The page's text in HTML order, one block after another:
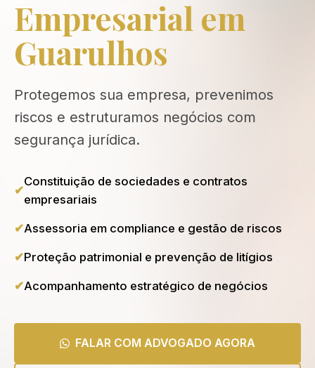
Empresarial em
Guarulhos
Protegemos sua empresa, prevenimos
riscos e estruturamos negócios com
segurança jurídica.
Constituição de sociedades e contratos
empresariais
Assessoria em compliance e gestão de riscos
Proteção patrimonial e prevenção de litígios
Acompanhamento estratégico de negócios
FALAR COM ADVOGADO AGORA